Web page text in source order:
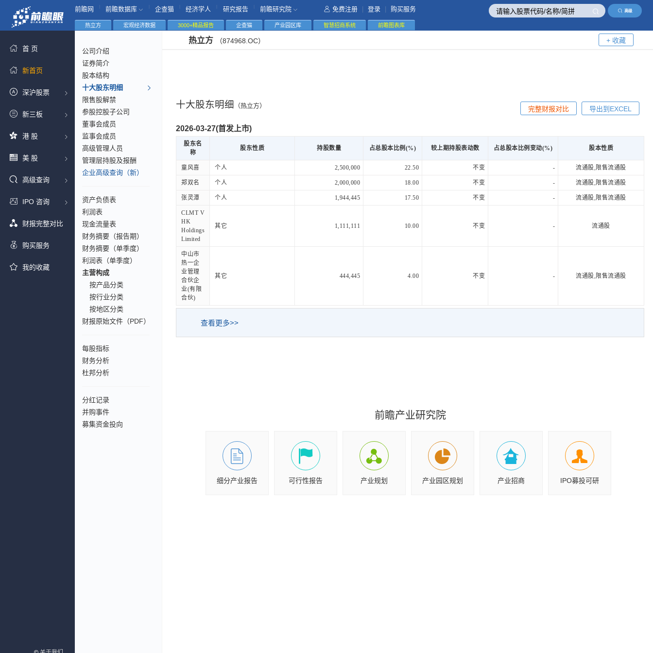
高级
前瞻网 前瞻数据库 企查猫 经济学人 研究报告 前瞻研究院 免费注册 登录 购买服务
首 页
新首页
深沪股票
新三板
港 股
美 股
高级查询
IPO 咨询
财报完整对比
购买服务
我的收藏
热立方 宏观经济数据 3000+精品报告 企查猫 产业园区库 智慧招商系统 前瞻图表库
公司介绍
证券简介
股本结构
十大股东明细
限售股解禁
参股控股子公司
董事会成员
监事会成员
高级管理人员
管理层持股及报酬
企业高级查询（新）
资产负债表
利润表
现金流量表
财务摘要（报告期）
财务摘要（单季度）
利润表（单季度）
主营构成
按产品分类
按行业分类
按地区分类
财报原始文件（PDF）
每股指标
财务分析
杜邦分析
分红记录
并购事件
募集资金投向
热立方 （874968.OC） + 收藏
十大股东明细 （热立方） 导出到EXCEL
完整财报对比
2026-03-27(首发上市)
股东名
称
股东性质 持股数量 占总股本比例(%) 较上期持股表动数 占总股本比例变动(%) 股本性质
童风喜 个人 2,500,000 22.50 不变 - 流通股,限售流通股
郑双名 个人 2,000,000 18.00 不变 - 流通股,限售流通股
张灵潭 个人 1,944,445 17.50 不变 - 流通股,限售流通股
CLMT V
HK
Holdings
Limited
其它 1,111,111 10.00 不变 - 流通股
中山市
热一企
业管理
合伙企
业(有限
合伙)
其它 444,445 4.00 不变 - 流通股,限售流通股
查看更多>>
前瞻产业研究院
细分产业报告 可行性报告 产业规划 产业园区规划 产业招商 IPO募投可研